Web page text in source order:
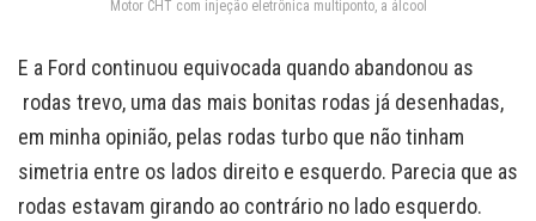
Motor CHT com injeção eletrônica multiponto, a álcool
E a Ford continuou equivocada quando abandonou as
rodas trevo, uma das mais bonitas rodas já desenhadas,
em minha opinião, pelas rodas turbo que não tinham
simetria entre os lados direito e esquerdo. Parecia que as
rodas estavam girando ao contrário no lado esquerdo.